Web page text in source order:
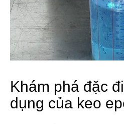
Khám phá đặc
dụng của keo